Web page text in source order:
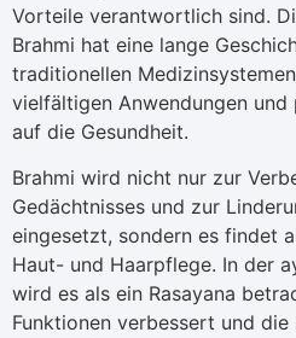
Vorteile verantwortlich sind.
Brahmi hat eine lange
traditionellen
vielfältigen Anwendungen
auf die Gesundheit.
Brahmi wird nicht nur zur
Gedächtnisses und zur
eingesetzt, sondern es findet
Haut- und Haarpflege. In der
wird es als ein Rasayana
Funktionen verbessert und